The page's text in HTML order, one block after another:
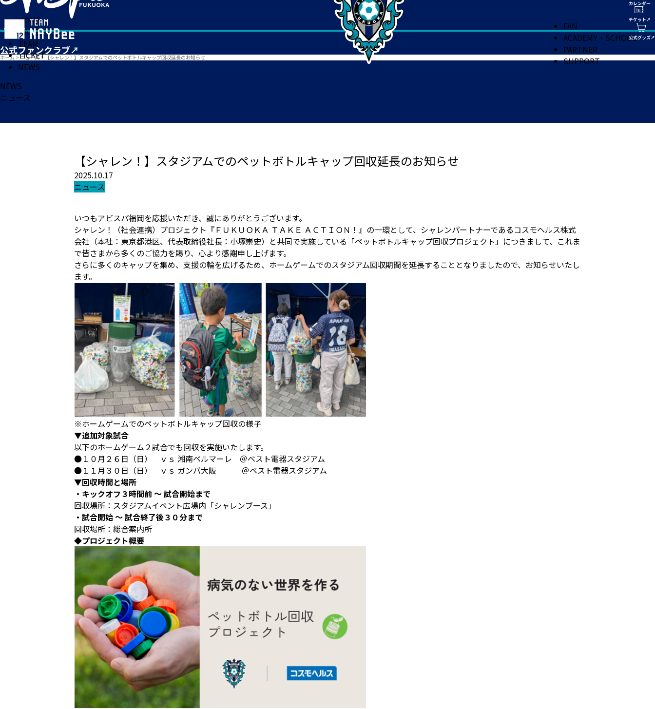
HOME
MATCH
TEAM
TICKET
NEWS
FAN
ACADEMY・SCHOOL
PARTNER
SUPPORT
ホーム > ニュース> 【シャレン！】スタジアムでのペットボトルキャップ回収延長のお知らせ
NEWS
ニュース
【シャレン！】スタジアムでのペットボトルキャップ回収延長のお知らせ
2025.10.17
ニュース
いつもアビスパ福岡を応援いただき、誠にありがとうございます。
シャレン！（社会連携）プロジェクト『ＦＵＫＵＯＫＡ ＴＡＫＥ ＡＣＴＩＯＮ！』の一環として、シャレンパートナーであるコスモヘルス株式
会社（本社：東京都港区、代表取締役社長：小塚崇史）と共同で実施している「ペットボトルキャップ回収プロジェクト」につきまして、これま
で皆さまから多くのご協力を賜り、心より感謝申し上げます。
さらに多くのキャップを集め、支援の輪を広げるため、ホームゲームでのスタジアム回収期間を延長することとなりましたので、お知らせいたし
ます。
※ホームゲームでのペットボトルキャップ回収の様子
▼追加対象試合
以下のホームゲーム２試合でも回収を実施いたします。
●１０月２６日（日） ｖｓ 湘南ベルマーレ ＠ベスト電器スタジアム
●１１月３０日（日） ｖｓ ガンバ大阪 ＠ベスト電器スタジアム
▼回収時間と場所
・キックオフ３時間前 ～ 試合開始まで
回収場所：スタジアムイベント広場内「シャレンブース」
・試合開始 ～ 試合終了後３０分まで
回収場所：総合案内所
◆プロジェクト概要